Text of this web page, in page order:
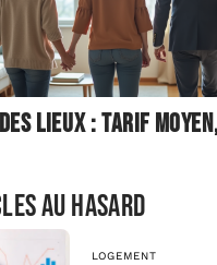
lieux : tarif
au hasard
LOGEMENT